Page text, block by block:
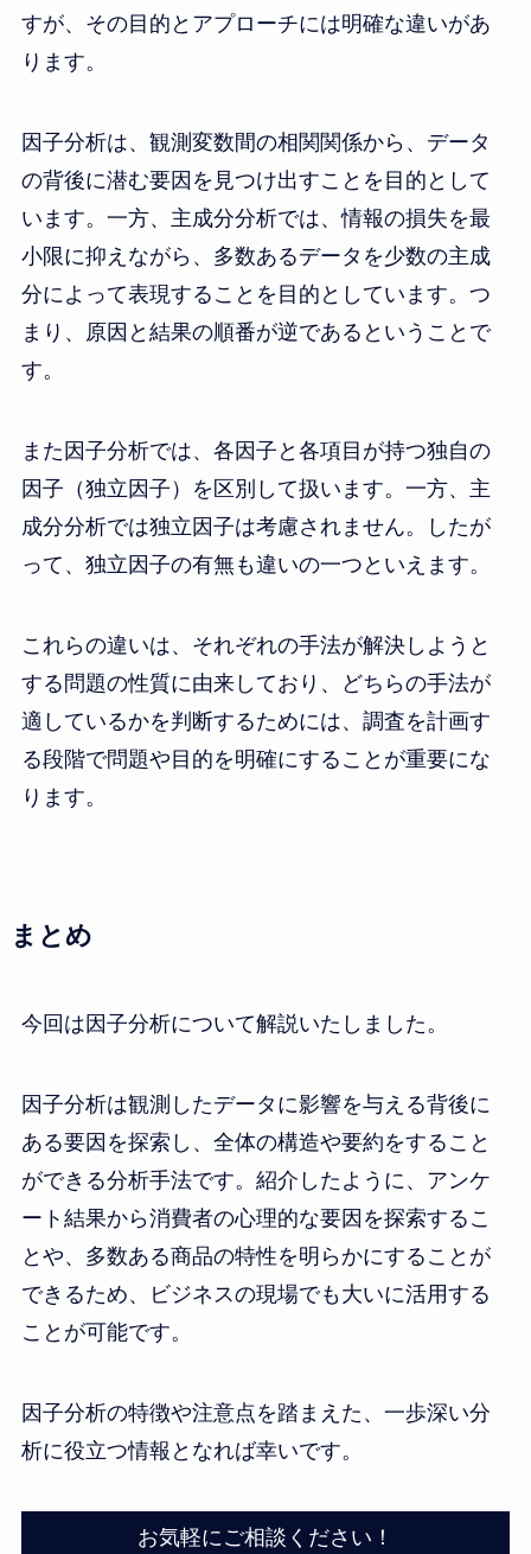
すが、その目的とアプローチには明確な違いがあ
ります。
因子分析は、観測変数間の相関関係から、データ
の背後に潜む要因を見つけ出すことを目的として
います。一方、主成分分析では、情報の損失を最
小限に抑えながら、多数あるデータを少数の主成
分によって表現することを目的としています。つ
まり、原因と結果の順番が逆であるということで
す。
また因子分析では、各因子と各項目が持つ独自の
因子（独立因子）を区別して扱います。一方、主
成分分析では独立因子は考慮されません。したが
って、独立因子の有無も違いの一つといえます。
これらの違いは、それぞれの手法が解決しようと
する問題の性質に由来しており、どちらの手法が
適しているかを判断するためには、調査を計画す
る段階で問題や目的を明確にすることが重要にな
ります。
まとめ
今回は因子分析について解説いたしました。
因子分析は観測したデータに影響を与える背後に
ある要因を探索し、全体の構造や要約をすること
ができる分析手法です。紹介したように、アンケ
ート結果から消費者の心理的な要因を探索するこ
とや、多数ある商品の特性を明らかにすることが
できるため、ビジネスの現場でも大いに活用する
ことが可能です。
因子分析の特徴や注意点を踏まえた、一歩深い分
析に役立つ情報となれば幸いです。
お気軽にご相談ください！